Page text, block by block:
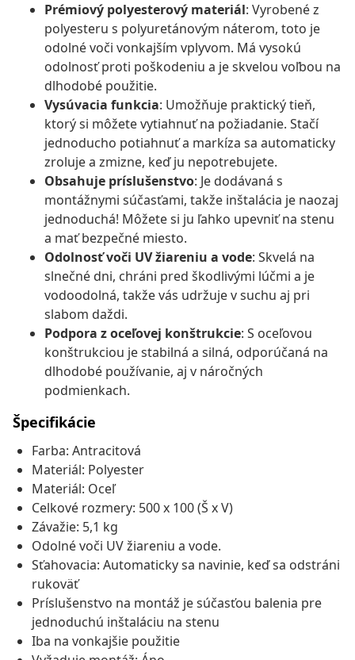
Prémiový polyesterový materiál: Vyrobené z
polyesteru s polyuretánovým náterom, toto je
odolné voči vonkajším vplyvom. Má vysokú
odolnosť proti poškodeniu a je skvelou voľbou na
dlhodobé použitie.
Vysúvacia funkcia: Umožňuje praktický tieň,
ktorý si môžete vytiahnuť na požiadanie. Stačí
jednoducho potiahnuť a markíza sa automaticky
zroluje a zmizne, keď ju nepotrebujete.
Obsahuje príslušenstvo: Je dodávaná s
montážnymi súčasťami, takže inštalácia je naozaj
jednoduchá! Môžete si ju ľahko upevniť na stenu
a mať bezpečné miesto.
Odolnosť voči UV žiareniu a vode: Skvelá na
slnečné dni, chráni pred škodlivými lúčmi a je
vodoodolná, takže vás udržuje v suchu aj pri
slabom daždi.
Podpora z oceľovej konštrukcie: S oceľovou
konštrukciou je stabilná a silná, odporúčaná na
dlhodobé používanie, aj v náročných
podmienkach.
Špecifikácie
Farba: Antracitová
Materiál: Polyester
Materiál: Oceľ
Celkové rozmery: 500 x 100 (Š x V)
Závažie: 5,1 kg
Odolné voči UV žiareniu a vode.
Sťahovacia: Automaticky sa navinie, keď sa odstráni
rukoväť
Príslušenstvo na montáž je súčasťou balenia pre
jednoduchú inštaláciu na stenu
Iba na vonkajšie použitie